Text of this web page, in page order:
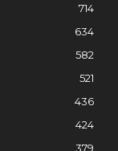
714
634
582
521
436
424
379